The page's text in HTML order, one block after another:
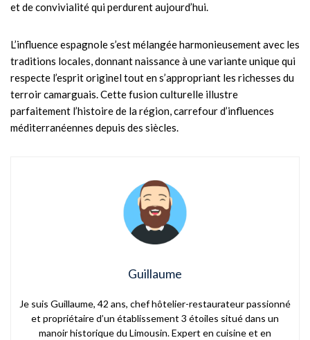
et de convivialité qui perdurent aujourd’hui.
L’influence espagnole s’est mélangée harmonieusement avec les
traditions locales, donnant naissance à une variante unique qui
respecte l’esprit originel tout en s’appropriant les richesses du
terroir camarguais. Cette fusion culturelle illustre
parfaitement l’histoire de la région, carrefour d’influences
méditerranéennes depuis des siècles.
Guillaume
Je suis Guillaume, 42 ans, chef hôtelier-restaurateur passionné
et propriétaire d’un établissement 3 étoiles situé dans un
manoir historique du Limousin. Expert en cuisine et en